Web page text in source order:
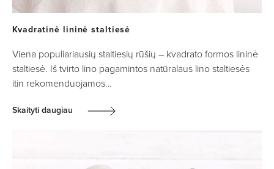
Kvadratinė lininė staltiesė
Viena populiariausių staltiesių rūšių – kvadrato formos lininė
staltiesė. Iš tvirto lino pagamintos natūralaus lino staltiesės
itin rekomenduojamos…
Skaityti daugiau